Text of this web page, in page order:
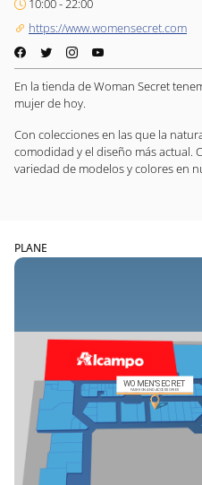
10:00 - 22:00
https://www.womensecret.com
En la tienda de Woman Secret
mujer de hoy.
Con colecciones en las que la
comodidad y el diseño más actual.
variedad de modelos y colores en
PLANE